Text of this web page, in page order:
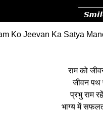
Ko Jeevan Ka Satya
राम को
जीवन पथ
प्रभु राम
भाग्य में